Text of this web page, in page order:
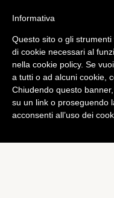
Social
Twitter
Trend a
di Alessandro
Informativa
Questo sito o gli
di cookie necessari al
nella cookie policy. Se
a tutti o ad alcuni cookie,
Chiudendo questo
su un link o proseguendo
acconsenti all’uso dei